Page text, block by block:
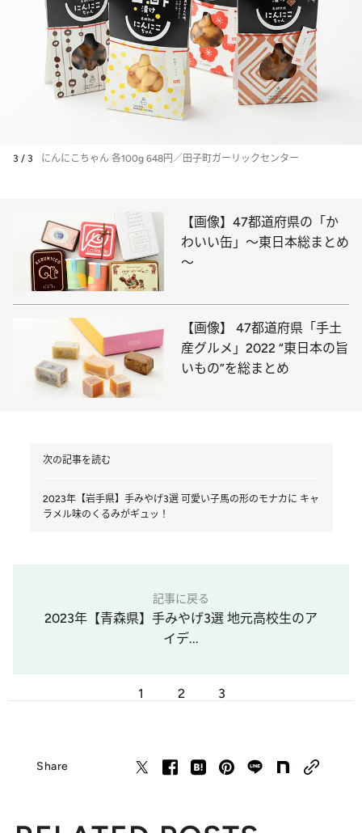
3 / 3 にんにこちゃん 各100g 648円／田子町ガーリックセンター
【画像】47都道府県の「か
わいい缶」～東日本総まとめ
～
【画像】 47都道府県「手土
産グルメ」2022 “東日本の旨
いもの”を総まとめ
次の記事を読む
2023年【岩手県】手みやげ3選 可愛い子馬の形のモナカに キャ
ラメル味のくるみがギュッ！
記事に戻る
2023年【青森県】手みやげ3選 地元高校生のア
イデ...
1 2 3
Share